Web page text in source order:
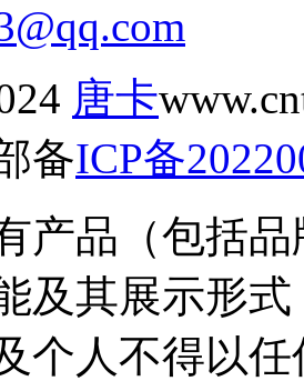
唐卡
备ICP备
产品（包括
及其展示形
个人不得以